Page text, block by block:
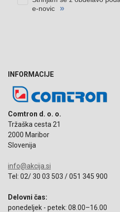
INFORMACIJE
Comtron d. o. o.
Tržaška cesta 21
2000 Maribor
Slovenija
info@akcija.si
Tel: 02/ 30 03 503 / 051 345 900
Delovni čas:
ponedeljek - petek: 08.00–16.00